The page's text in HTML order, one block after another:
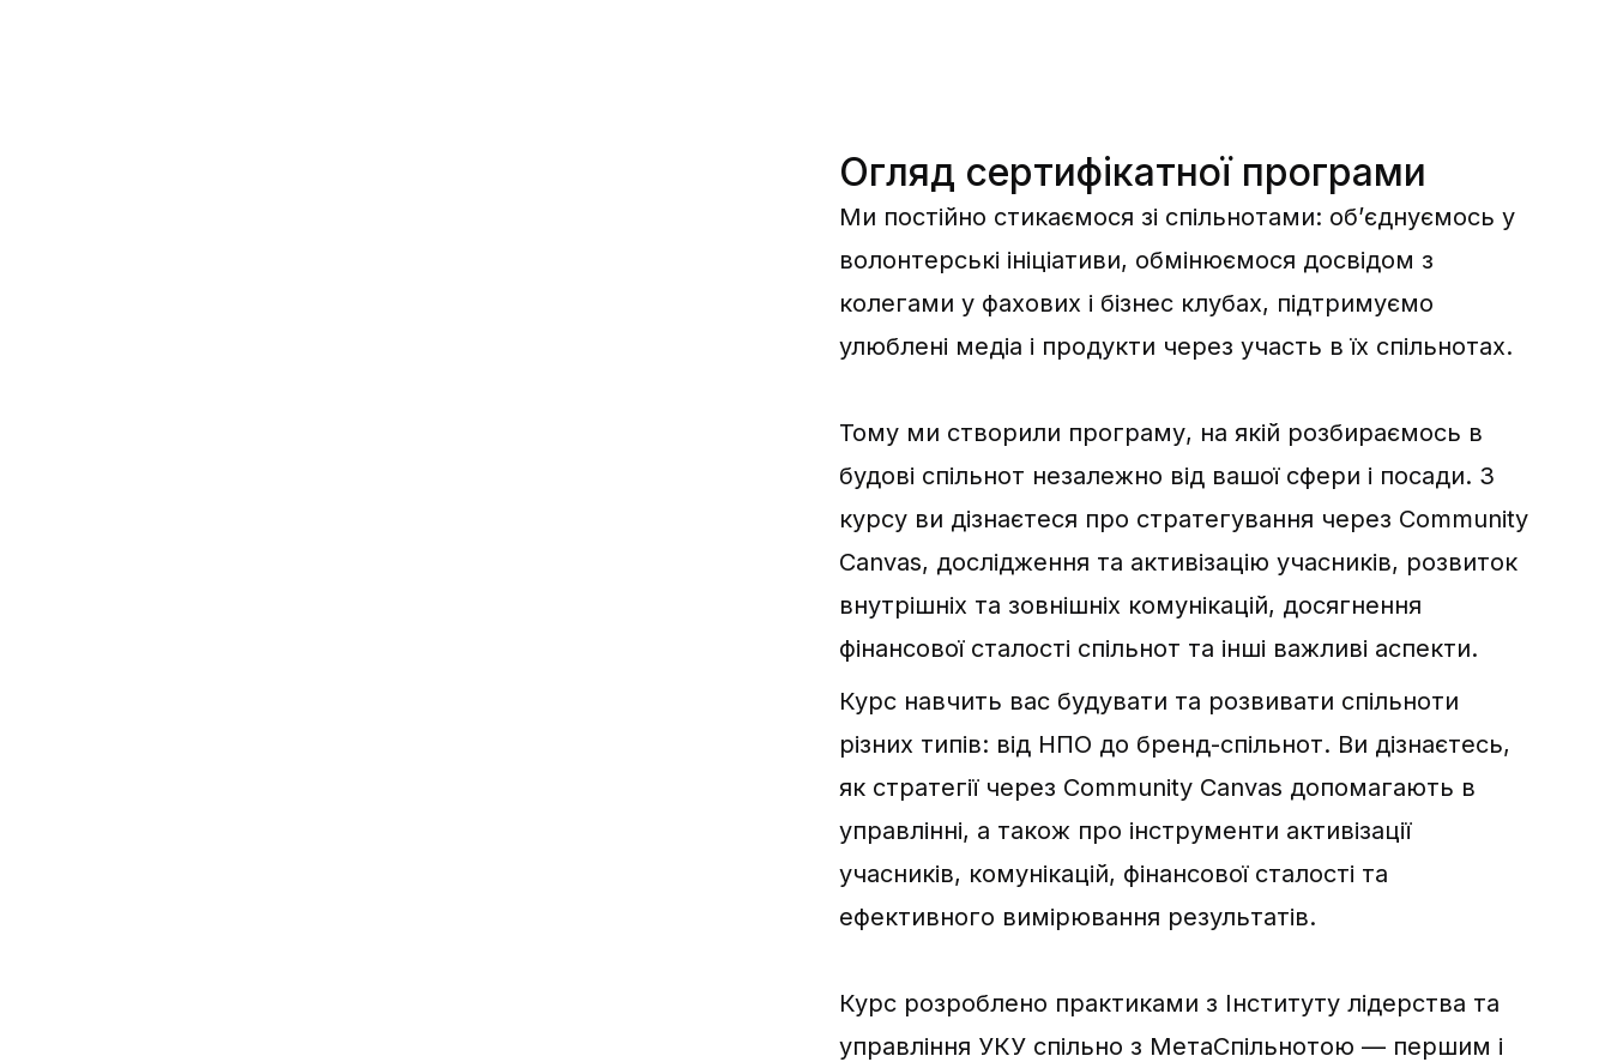
Огляд сертифікатної програми
Ми постійно стикаємося зі спільнотами: обʼєднуємось у
волонтерські ініціативи, обмінюємося досвідом з
колегами у фахових і бізнес клубах, підтримуємо
улюблені медіа і продукти через участь в їх спільнотах.
Тому ми створили програму, на якій розбираємось в
будові спільнот незалежно від вашої сфери і посади. З
курсу ви дізнаєтеся про стратегування через Community
Canvas, дослідження та активізацію учасників, розвиток
внутрішніх та зовнішніх комунікацій, досягнення
фінансової сталості спільнот та інші важливі аспекти.
Курс навчить вас будувати та розвивати спільноти
різних типів: від НПО до бренд-спільнот. Ви дізнаєтесь,
як стратегії через Community Canvas допомагають в
управлінні, а також про інструменти активізації
учасників, комунікацій, фінансової сталості та
ефективного вимірювання результатів.
Курс розроблено практиками з Інституту лідерства та
управління УКУ спільно з МетаСпільнотою — першим і